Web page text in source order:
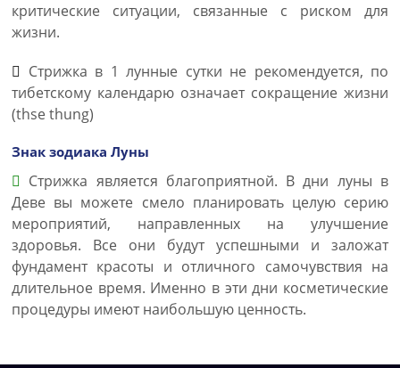
критические ситуации, связанные с риском для
жизни.
Стрижка в 1 лунные сутки не рекомендуется, по
тибетскому календарю означает сокращение жизни
(thse thung)
Знак зодиака Луны
Стрижка является благоприятной. В дни луны в
Деве вы можете смело планировать целую серию
мероприятий, направленных на улучшение
здоровья. Все они будут успешными и заложат
фундамент красоты и отличного самочувствия на
длительное время. Именно в эти дни косметические
процедуры имеют наибольшую ценность.